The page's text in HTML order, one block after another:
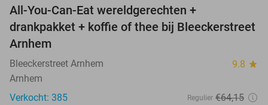
All-You-Can-Eat wereldgerechten +
drankpakket + koffie of thee bij Bleeckerstreet
Arnhem
Bleeckerstreet Arnhem 9.8 star
Arnhem
Verkocht: 385
Regulier €64,15